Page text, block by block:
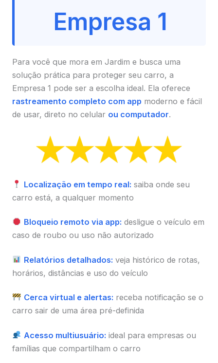
Empresa 1
Para você que mora em Jardim e busca uma
solução prática para proteger seu carro, a
Empresa 1 pode ser a escolha ideal. Ela oferece
rastreamento completo com app moderno e fácil
de usar, direto no celular ou computador.
Localização em tempo real: saiba onde seu
carro está, a qualquer momento
Bloqueio remoto via app: desligue o veículo em
caso de roubo ou uso não autorizado
Relatórios detalhados: veja histórico de rotas,
horários, distâncias e uso do veículo
Cerca virtual e alertas: receba notificação se o
carro sair de uma área pré-definida
Acesso multiusuário: ideal para empresas ou
famílias que compartilham o carro